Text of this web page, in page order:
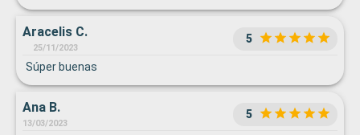
Aracelis C.
25/11/2023
5
Súper buenas
Ana B.
13/03/2023
5